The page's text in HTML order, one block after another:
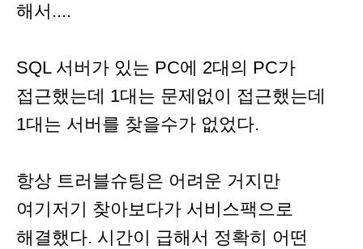
해서....
SQL 서버가 있는 PC에 2대의 PC가
접근했는데 1대는 문제없이 접근했는데
1대는 서버를 찾을수가 없었다.
항상 트러블슈팅은 어려운 거지만
여기저기 찾아보다가 서비스팩으로
해결했다. 시간이 급해서 정확히 어떤